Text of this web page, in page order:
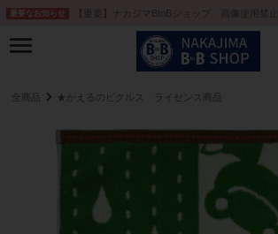
重要なお知らせ 【重要】ナカジマBtoBショップ 画像使用禁
全商品 ★かえるのピクルス ライセンス商品